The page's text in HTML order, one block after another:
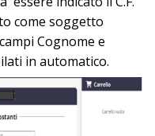
come soggetto
Cognome e
in automatico.